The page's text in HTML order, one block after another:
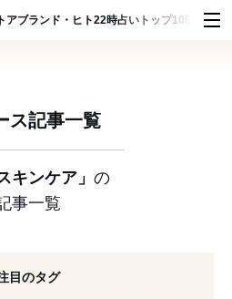
アブランド・ヒト22時占い トップ100 スナッ
ス記事一覧
キンケア」 の
事一覧
目のタグ